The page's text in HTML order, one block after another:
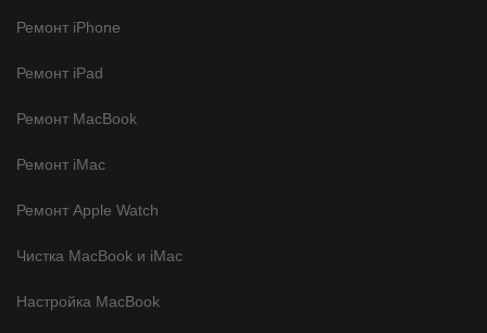
Ремонт iPhone
Ремонт iPad
Ремонт MacBook
Ремонт iMac
Ремонт Apple Watch
Чистка MacBook и iMac
Настройка MacBook